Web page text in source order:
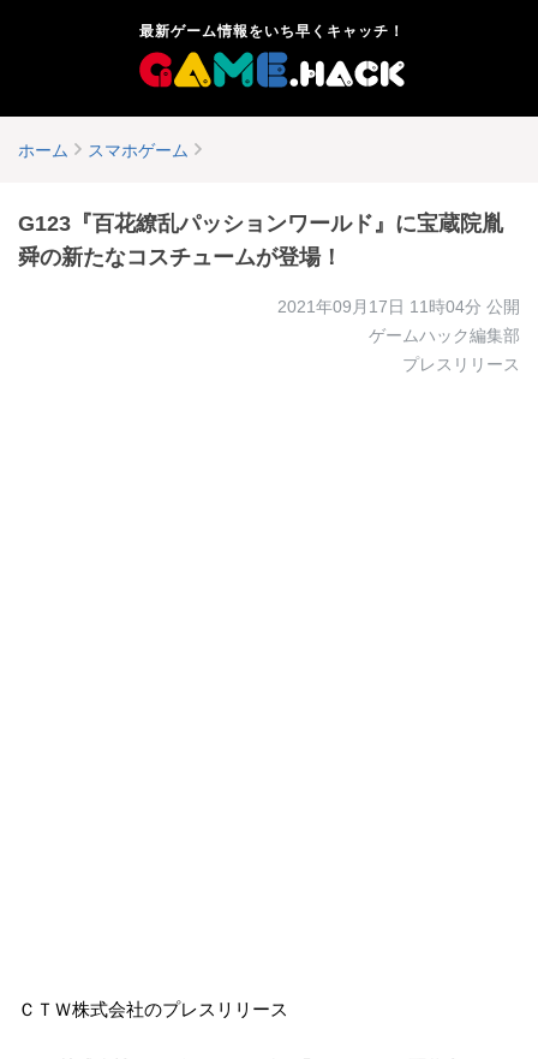
最新ゲーム情報をいち早くキャッチ！
ホーム スマホゲーム
G123『百花繚乱パッションワールド』に宝蔵院胤
舜の新たなコスチュームが登場！
2021年09月17日 11時04分 公開
ゲームハック編集部
プレスリリース
ＣＴＷ株式会社のプレスリリース